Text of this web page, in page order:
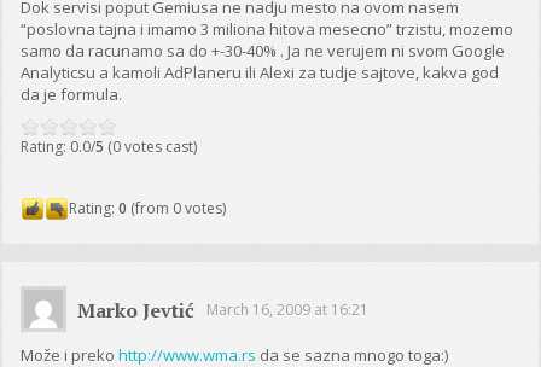
Dok servisi poput Gemiusa ne nadju mesto na ovom nasem
“poslovna tajna i imamo 3 miliona hitova mesecno” trzistu, mozemo
samo da racunamo sa do +-30-40% . Ja ne verujem ni svom Google
Analyticsu a kamoli AdPlaneru ili Alexi za tudje sajtove, kakva god
da je formula.
Rating: 0.0/5 (0 votes cast)
Rating:0 (from 0 votes)
Marko Jevtić March 16, 2009 at 16:21
Može i prekohttp://www.wma.rs da se sazna mnogo toga:)